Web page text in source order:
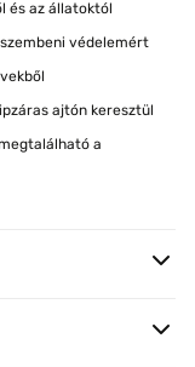
és az állatoktól
védelemért
ajtón keresztül
a